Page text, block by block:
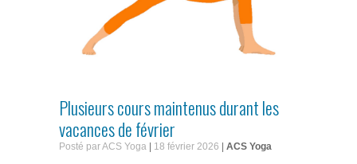
Plusieurs cours maintenus durant les
vacances de février
Posté par ACS Yoga 18 février 2026 ACS Yoga